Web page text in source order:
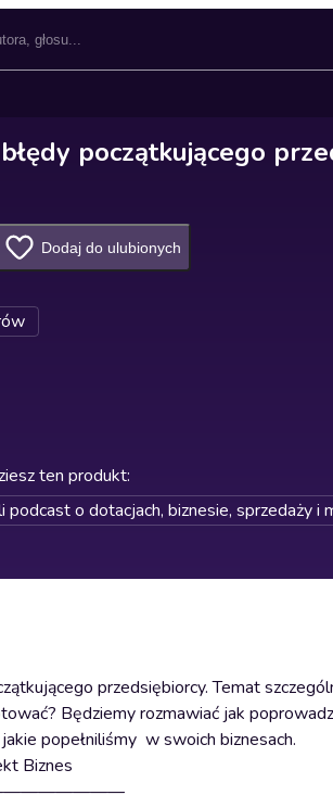
początkującego
Dodaj do ulubionych
ten produkt:
podcast o dotacjach, biznesie, sprzedaży i
przedsiębiorcy. Temat
Będziemy rozmawiać jak
popełniliśmy w swoich biznesach.
Biznes